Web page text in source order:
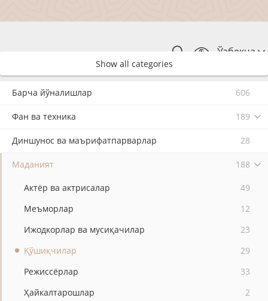
Ўзбекча
Show all categories
Барча йўналишлар 606
Фан ва техника 189
Диншунос ва маърифатпарварлар 28
Маданият 188
Актёр ва актрисалар
49
Меъморлар
12
Ижодкорлар ва мусиқачилар
23
Қўшиқчилар
29
Режиссёрлар
33
Ҳайкалтарошлар
2